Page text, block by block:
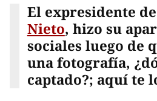
El expresidente
Nieto, hizo su
sociales luego de
una fotografía,
captado?; aquí te